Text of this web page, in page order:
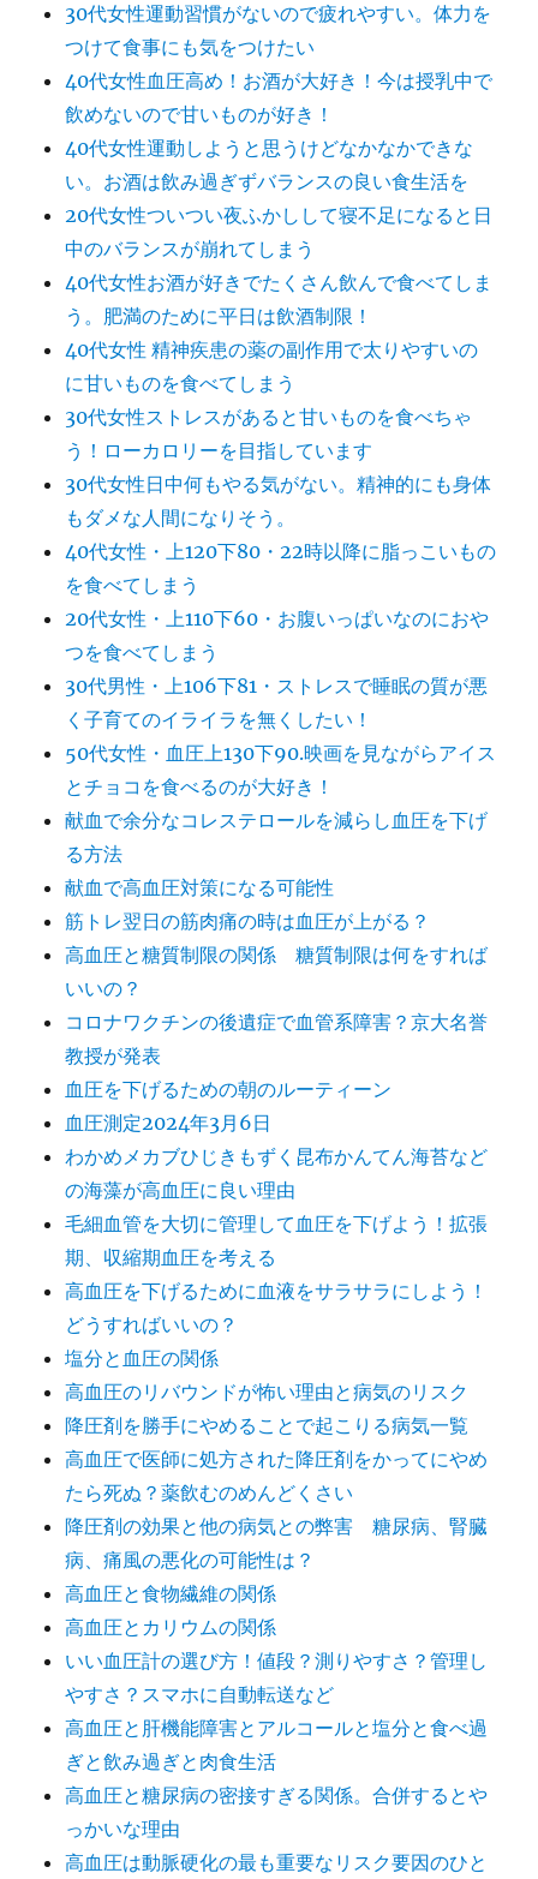
30代女性運動習慣がないので疲れやすい。体力を
つけて食事にも気をつけたい
40代女性血圧高め！お酒が大好き！今は授乳中で
飲めないので甘いものが好き！
40代女性運動しようと思うけどなかなかできな
い。お酒は飲み過ぎずバランスの良い食生活を
20代女性ついつい夜ふかしして寝不足になると日
中のバランスが崩れてしまう
40代女性お酒が好きでたくさん飲んで食べてしま
う。肥満のために平日は飲酒制限！
40代女性 精神疾患の薬の副作用で太りやすいの
に甘いものを食べてしまう
30代女性ストレスがあると甘いものを食べちゃ
う！ローカロリーを目指しています
30代女性日中何もやる気がない。精神的にも身体
もダメな人間になりそう。
40代女性・上120下80・22時以降に脂っこいもの
を食べてしまう
20代女性・上110下60・お腹いっぱいなのにおや
つを食べてしまう
30代男性・上106下81・ストレスで睡眠の質が悪
く子育てのイライラを無くしたい！
50代女性・血圧上130下90.映画を見ながらアイス
とチョコを食べるのが大好き！
献血で余分なコレステロールを減らし血圧を下げ
る方法
献血で高血圧対策になる可能性
筋トレ翌日の筋肉痛の時は血圧が上がる？
高血圧と糖質制限の関係 糖質制限は何をすれば
いいの？
コロナワクチンの後遺症で血管系障害？京大名誉
教授が発表
血圧を下げるための朝のルーティーン
血圧測定2024年3月6日
わかめメカブひじきもずく昆布かんてん海苔など
の海藻が高血圧に良い理由
毛細血管を大切に管理して血圧を下げよう！拡張
期、収縮期血圧を考える
高血圧を下げるために血液をサラサラにしよう！
どうすればいいの？
塩分と血圧の関係
高血圧のリバウンドが怖い理由と病気のリスク
降圧剤を勝手にやめることで起こりる病気一覧
高血圧で医師に処方された降圧剤をかってにやめ
たら死ぬ？薬飲むのめんどくさい
降圧剤の効果と他の病気との弊害 糖尿病、腎臓
病、痛風の悪化の可能性は？
高血圧と食物繊維の関係
高血圧とカリウムの関係
いい血圧計の選び方！値段？測りやすさ？管理し
やすさ？スマホに自動転送など
高血圧と肝機能障害とアルコールと塩分と食べ過
ぎと飲み過ぎと肉食生活
高血圧と糖尿病の密接すぎる関係。合併するとや
っかいな理由
高血圧は動脈硬化の最も重要なリスク要因のひと